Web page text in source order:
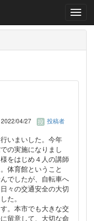
04/27
投稿者
いまいした。今年
の実施になりまし
をはじめ４人の講師
体育館ということ
でしたが、自転車へ
々の交通安全の大切
た。
。本市でも大きな交
留意して、大切な命